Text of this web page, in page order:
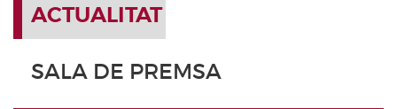
ACTUALITAT
SALA DE PREMSA